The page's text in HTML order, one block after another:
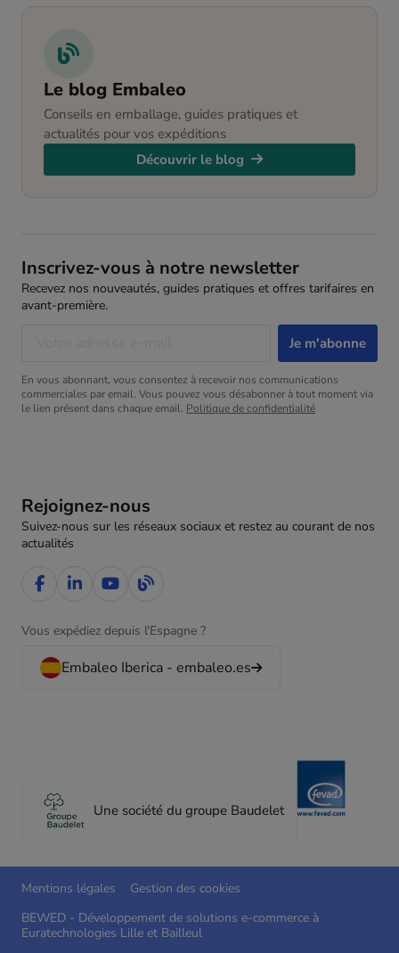
Le blog Embaleo
Conseils en emballage, guides pratiques et
actualités pour vos expéditions
Découvrir le blog
Rejoignez-nous
Suivez-nous sur les réseaux sociaux et restez au courant de nos
actualités
Vous expédiez depuis l'Espagne ?
Embaleo Iberica - embaleo.es
Une société du groupe Baudelet
Inscrivez-vous à notre newsletter
Recevez nos nouveautés, guides pratiques et offres tarifaires en
avant-première.
En vous abonnant, vous consentez à recevoir nos communications
commerciales par email. Vous pouvez vous désabonner à tout moment via
le lien présent dans chaque email. Politique de confidentialité
Mentions légales
Gestion des cookies
BEWED - Développement de solutions e-commerce à
Euratechnologies Lille et Bailleul